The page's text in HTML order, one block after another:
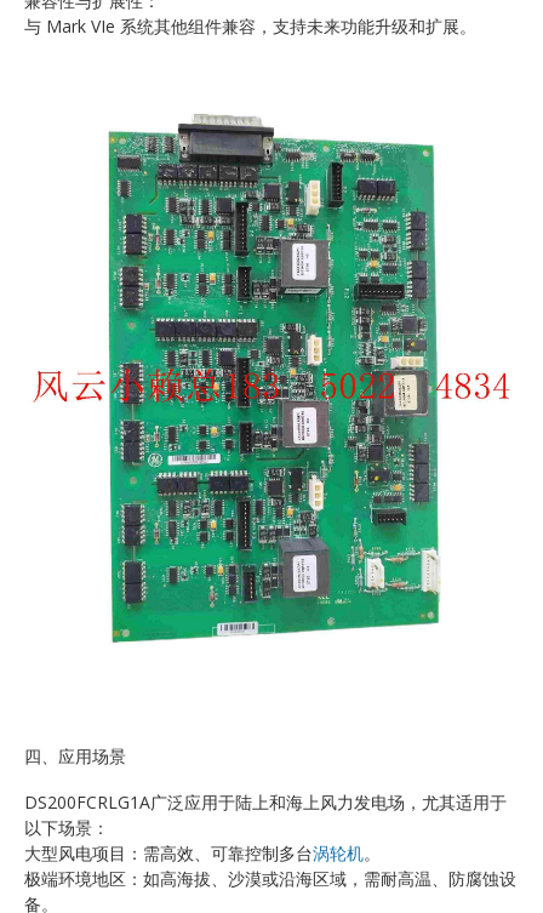
与 Mark VIe 系统其他组件兼容，支持未来功能升级和扩展。
四、应用场景
DS200FCRLG1A广泛应用于陆上和海上风力发电场，尤其适用于
以下场景：
大型风电项目：需高效、可靠控制多台涡轮机。
极端环境地区：如高海拔、沙漠或沿海区域，需耐高温、防腐蚀设
备。